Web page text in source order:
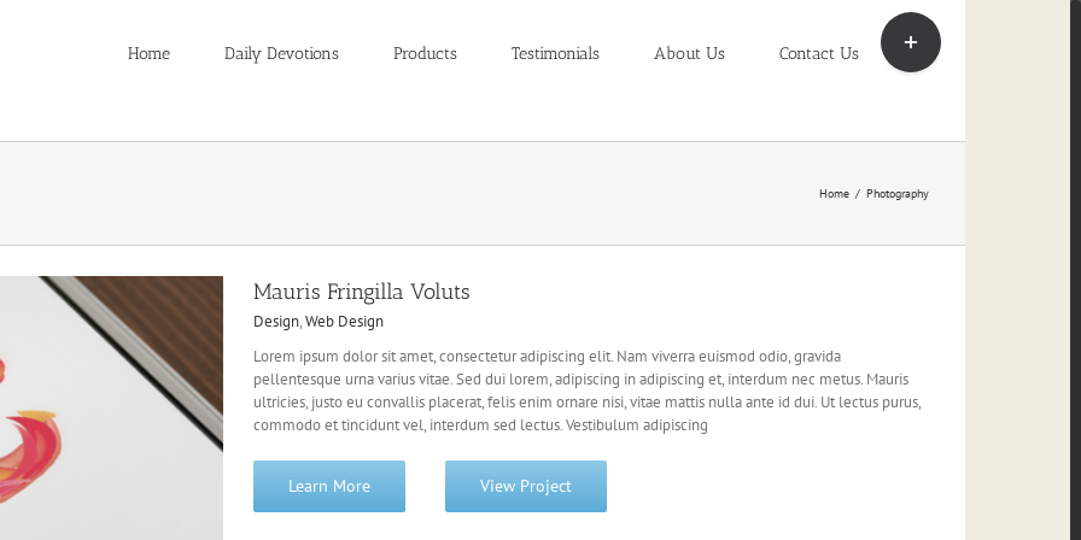
Home Daily Devotions Products Testimonials About Us Contact Us
Home / Photography
Mauris Fringilla Voluts
Design,Web Design
Lorem ipsum dolor sit amet, consectetur adipiscing elit. Nam viverra euismod odio, gravida
pellentesque urna varius vitae. Sed dui lorem, adipiscing in adipiscing et, interdum nec metus. Mauris
ultricies, justo eu convallis placerat, felis enim ornare nisi, vitae mattis nulla ante id dui. Ut lectus purus,
commodo et tincidunt vel, interdum sed lectus. Vestibulum adipiscing
Learn More View Project
Toggle
Sliding
Bar